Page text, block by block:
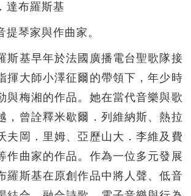
達布羅斯基
提琴家與作曲家。
斯基早年於法國廣播電台聖歌隊接
揮大師小澤征爾的帶領下，年少時
與梅湘的作品。她在當代音樂與歌
，曾詮釋米歇爾．列維納斯、熱拉
夫岡．里姆、亞歷山大．李維及費
作曲家的作品。作為一位多元發展
羅斯基在原創作品中將人聲、低音